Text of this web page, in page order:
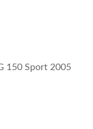
150 Sport 2005